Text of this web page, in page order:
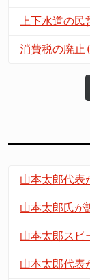
上下水道の
消費税の廃
山本太郎代
山本太郎氏
山本太郎ス
山本太郎代表